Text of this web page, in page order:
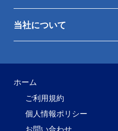
当社について
ホーム
ご利用規約
個人情報ポリシー
お問い合わせ